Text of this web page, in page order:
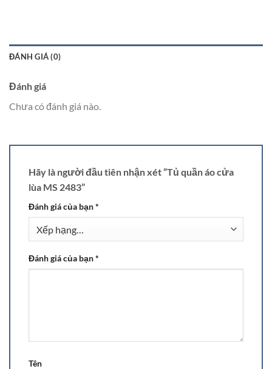
ĐÁNH GIÁ (0)
Đánh giá
Chưa có đánh giá nào.
Hãy là người đầu tiên nhận xét “Tủ quần áo cửa
lùa MS 2483”
Đánh giá của bạn*
Đánh giá của bạn*
Tên